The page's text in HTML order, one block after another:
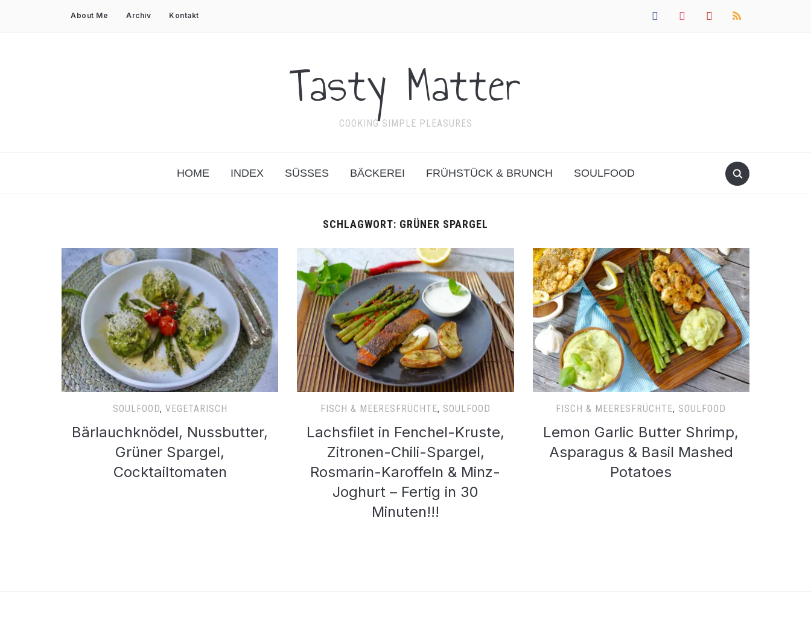
facebookinstagrampinterestrss
About Me Archiv Kontakt
Tasty Matter
COOKING SIMPLE PLEASURES
HOME INDEX SÜSSES BÄCKEREI FRÜHSTÜCK & BRUNCH SOULFOOD
SCHLAGWORT: GRÜNER SPARGEL
SOULFOOD, VEGETARISCH
Bärlauchknödel, Nussbutter,
Grüner Spargel,
Cocktailtomaten
FISCH & MEERESFRÜCHTE, SOULFOOD
Lachsfilet in Fenchel-Kruste,
Zitronen-Chili-Spargel,
Rosmarin-Karoffeln & Minz-
Joghurt – Fertig in 30
Minuten!!!
FISCH & MEERESFRÜCHTE, SOULFOOD
Lemon Garlic Butter Shrimp,
Asparagus & Basil Mashed
Potatoes